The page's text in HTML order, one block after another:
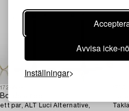
Avvisa icke-
Inställningar
1728685
Bordslampor,
ett par, ALT Luci Alternative,